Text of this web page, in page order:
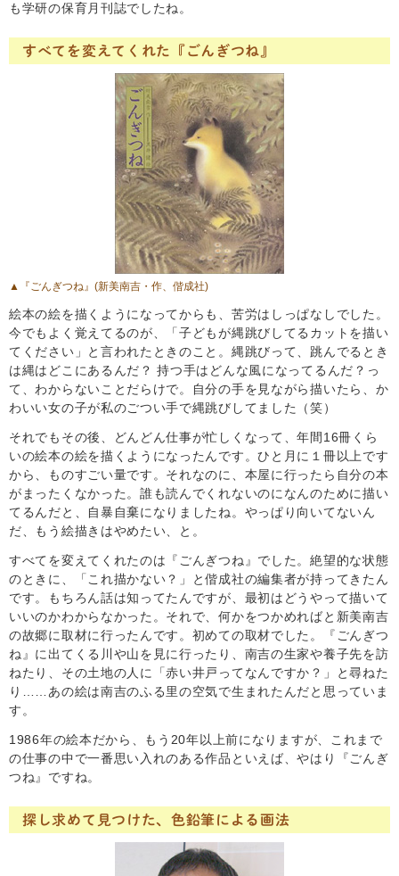
も学研の保育月刊誌でしたね。
すべてを変えてくれた『ごんぎつね』
▲ 『ごんぎつね』 (新美南吉・作、偕成社)
絵本の絵を描くようになってからも、苦労はしっぱなしでした。
今でもよく覚えてるのが、「子どもが縄跳びしてるカットを描い
てください」と言われたときのこと。縄跳びって、跳んでるとき
は縄はどこにあるんだ？ 持つ手はどんな風になってるんだ？っ
て、わからないことだらけで。自分の手を見ながら描いたら、か
わいい女の子が私のごつい手で縄跳びしてました（笑）
それでもその後、どんどん仕事が忙しくなって、年間16冊くら
いの絵本の絵を描くようになったんです。ひと月に１冊以上です
から、ものすごい量です。それなのに、本屋に行ったら自分の本
がまったくなかった。誰も読んでくれないのになんのために描い
てるんだと、自暴自棄になりましたね。やっぱり向いてないん
だ、もう絵描きはやめたい、と。
すべてを変えてくれたのは『ごんぎつね』でした。絶望的な状態
のときに、「これ描かない？」と偕成社の編集者が持ってきたん
です。もちろん話は知ってたんですが、最初はどうやって描いて
いいのかわからなかった。それで、何かをつかめればと新美南吉
の故郷に取材に行ったんです。初めての取材でした。『ごんぎつ
ね』に出てくる川や山を見に行ったり、南吉の生家や養子先を訪
ねたり、その土地の人に「赤い井戸ってなんですか？」と尋ねた
り……あの絵は南吉のふる里の空気で生まれたんだと思っていま
す。
1986年の絵本だから、もう20年以上前になりますが、これまで
の仕事の中で一番思い入れのある作品といえば、やはり『ごんぎ
つね』ですね。
探し求めて見つけた、色鉛筆による画法